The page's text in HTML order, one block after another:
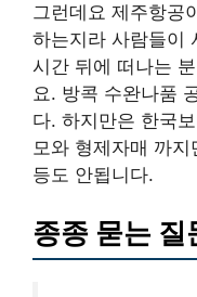
그런데요 제주항공
하는지라 사람들이
시간 뒤에 떠나는
요. 방콕 수완나품
다. 하지만은 한국
모와 형제자매 까
등도 안됩니다.
종종 묻는 질